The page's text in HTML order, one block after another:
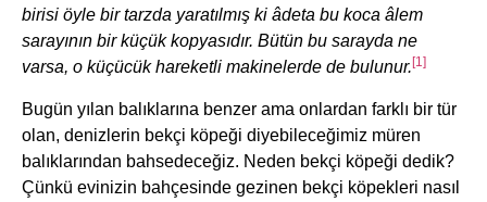
birisi öyle bir tarzda yaratılmış ki âdeta bu koca âlem
sarayının bir küçük kopyasıdır. Bütün bu sarayda ne
varsa, o küçücük hareketli makinelerde de bulunur. [1]
Bugün yılan balıklarına benzer ama onlardan farklı bir tür
olan, denizlerin bekçi köpeği diyebileceğimiz müren
balıklarından bahsedeceğiz. Neden bekçi köpeği dedik?
Çünkü evinizin bahçesinde gezinen bekçi köpekleri nasıl